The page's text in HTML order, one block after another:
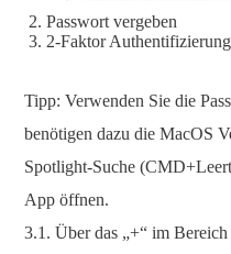
Passwort vergeben
2-Faktor
Tipp: Verwenden Sie die
benötigen dazu die MacOS
Spotlight-Suche
App öffnen.
3.1. Über das „+“ im